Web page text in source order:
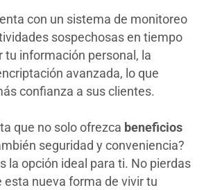
con un sistema de monitoreo
sospechosas en tiempo
tu información personal, la
avanzada, lo que
confianza a sus clientes.
que no solo ofrezca beneficios
seguridad y conveniencia?
la opción ideal para ti. No pierdas
esta nueva forma de vivir tu